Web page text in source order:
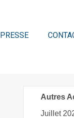
PRESSE
Autres
Juillet